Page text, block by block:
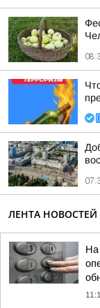
ЛЕНТА НОВОСТЕЙ
На